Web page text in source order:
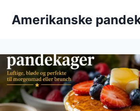
Amerikanske